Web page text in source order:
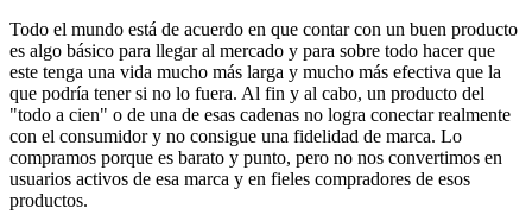
Todo el mundo está de acuerdo en que contar con un buen producto
es algo básico para llegar al mercado y para sobre todo hacer que
este tenga una vida mucho más larga y mucho más efectiva que la
que podría tener si no lo fuera. Al fin y al cabo, un producto del
"todo a cien" o de una de esas cadenas no logra conectar realmente
con el consumidor y no consigue una fidelidad de marca. Lo
compramos porque es barato y punto, pero no nos convertimos en
usuarios activos de esa marca y en fieles compradores de esos
productos.